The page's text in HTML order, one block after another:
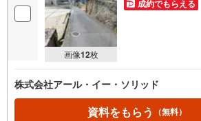
画像12枚
成約でもらえる
株式会社アール・イー・ソリッド
資料をもらう （無料）